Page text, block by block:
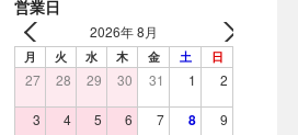
営業日
2026年 8月
月 火 水 木 金 土 日
27 28 29 30 31 1 2
3 4 5 6 7 8 9